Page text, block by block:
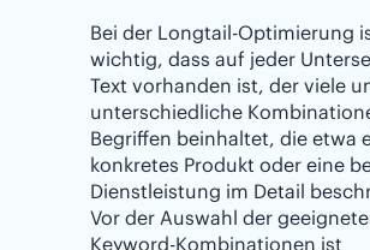
Bei der Longtail-Optimierung
wichtig, dass auf jeder
Text vorhanden ist, der viele
unterschiedliche
Begriffen beinhaltet, die etwa
konkretes Produkt oder eine
Dienstleistung im Detail
Vor der Auswahl der
Keyword-Kombinationen ist